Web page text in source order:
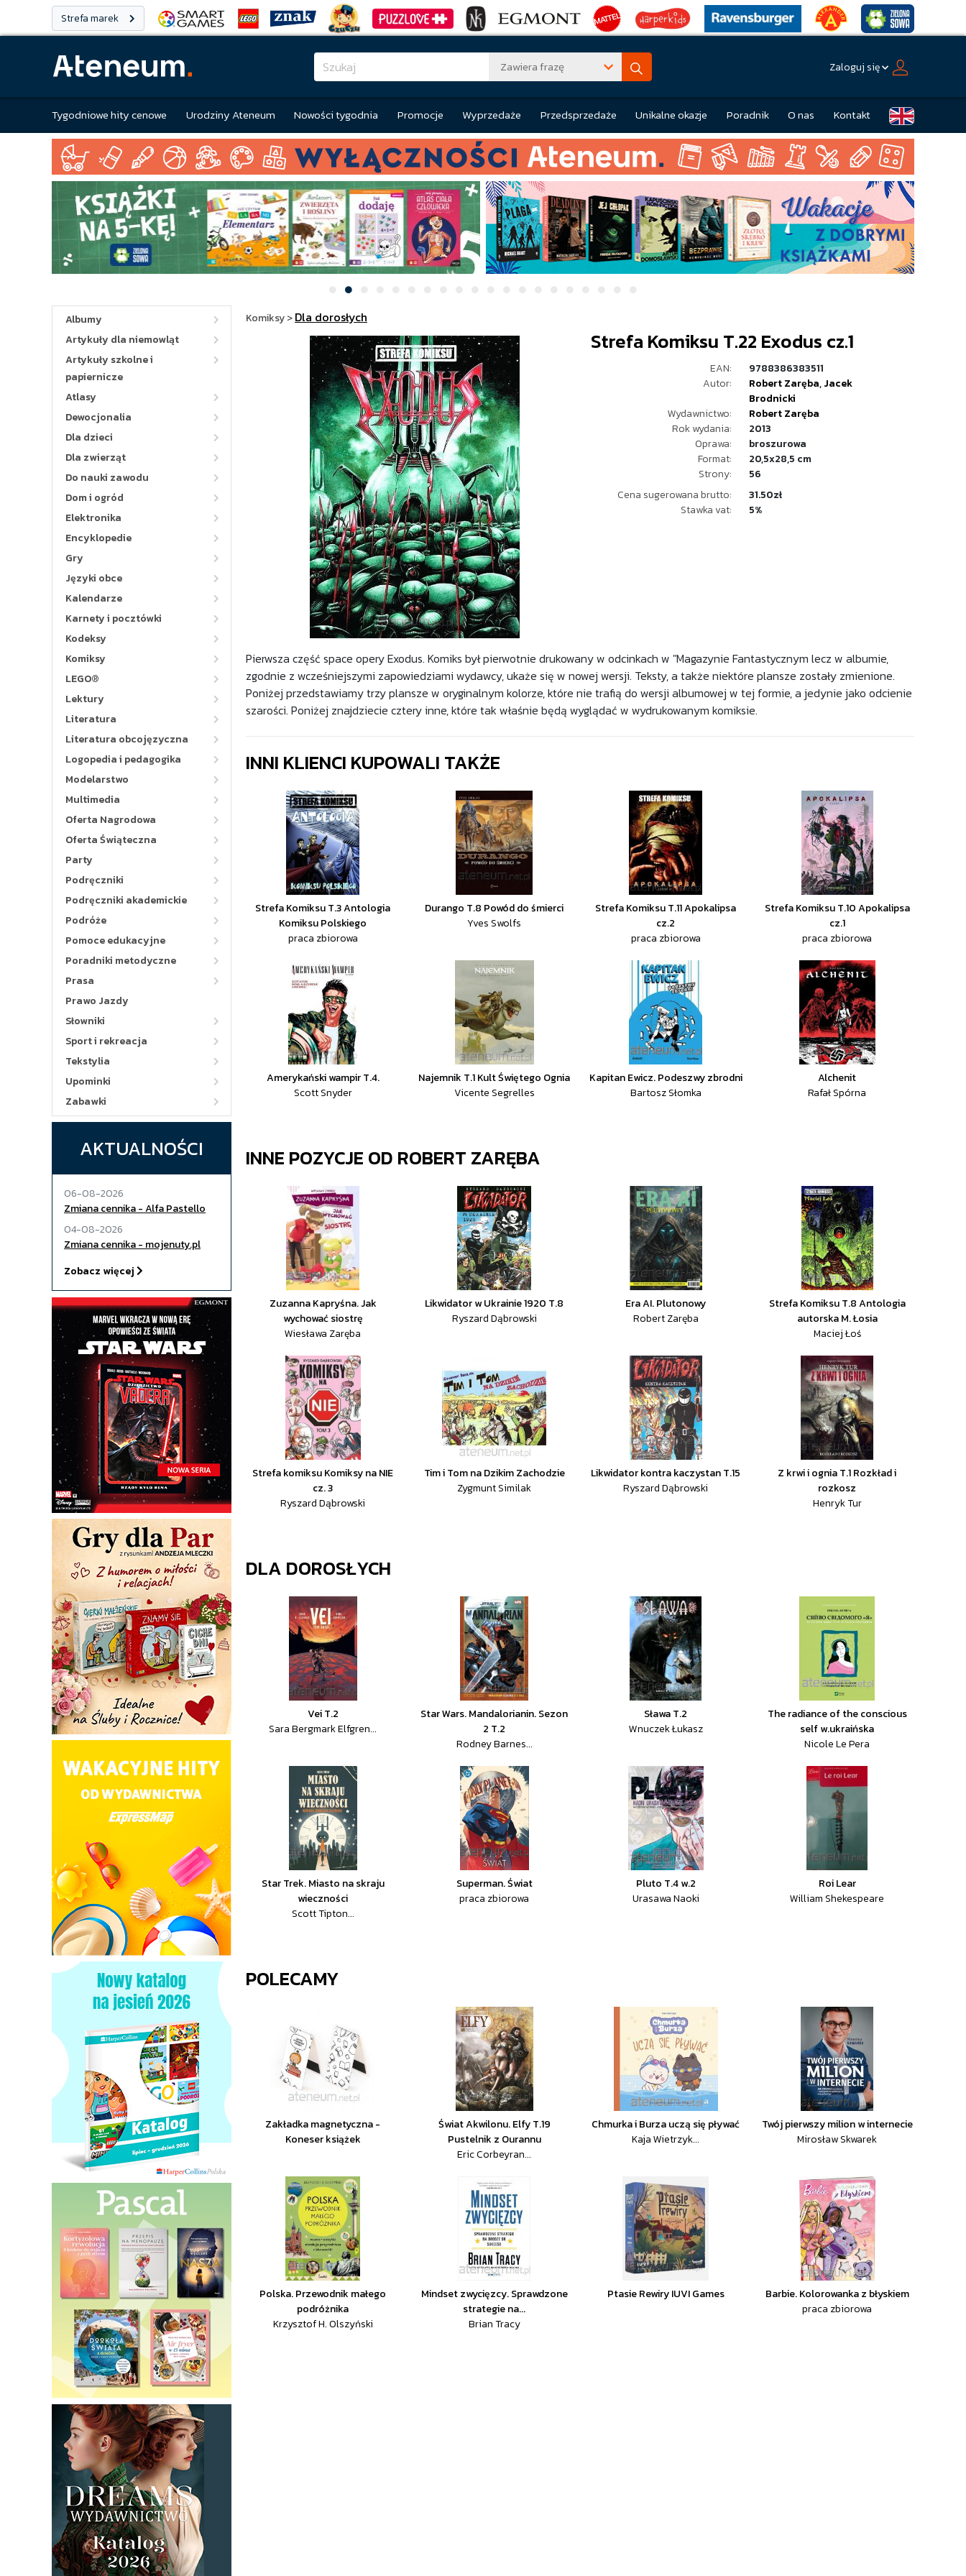
Strefa marek
Zawiera frazę Zaloguj się
Tygodniowe hity cenowe Urodziny Ateneum Nowości tygodnia Promocje Wyprzedaże Przedsprzedaże Unikalne okazje Poradnik O nas Kontakt
Albumy
Artykuły dla niemowląt
Artykuły szkolne i
papiernicze
Atlasy
Dewocjonalia
Dla dzieci
Dla zwierząt
Do nauki zawodu
Dom i ogród
Elektronika
Encyklopedie
Gry
Języki obce
Kalendarze
Karnety i pocztówki
Kodeksy
Komiksy
LEGO®
Lektury
Literatura
Literatura obcojęzyczna
Logopedia i pedagogika
Modelarstwo
Multimedia
Oferta Nagrodowa
Oferta Świąteczna
Party
Podręczniki
Podręczniki akademickie
Podróże
Pomoce edukacyjne
Poradniki metodyczne
Prasa
Prawo Jazdy
Słowniki
Sport i rekreacja
Tekstylia
Upominki
Zabawki
AKTUALNOŚCI
06-08-2026
Zmiana cennika - Alfa Pastello
04-08-2026
Zmiana cennika - mojenuty.pl
Zobacz więcej
Komiksy>Dla dorosłych
Strefa Komiksu T.22 Exodus cz.1
EAN:
9788386383511
Autor:
Robert Zaręba,Jacek
Brodnicki
Wydawnictwo:
Robert Zaręba
Rok wydania:
2013
Oprawa:
broszurowa
Format:
20,5x28,5 cm
Strony:
56
Cena sugerowana brutto:
31.50zł
Stawka vat:
5%
Pierwsza część space opery Exodus. Komiks był pierwotnie drukowany w odcinkach w "Magazynie Fantastycznym lecz w albumie,
zgodnie z wcześniejszymi zapowiedziami wydawcy, ukaże się w nowej wersji. Teksty, a także niektóre plansze zostały zmienione.
Poniżej przedstawiamy trzy plansze w oryginalnym kolorze, które nie trafią do wersji albumowej w tej formie, a jedynie jako odcienie
szarości. Poniżej znajdziecie cztery inne, które tak właśnie będą wyglądać w wydrukowanym komiksie.
INNI KLIENCI KUPOWALI TAKŻE
Strefa Komiksu T.3 Antologia
Komiksu Polskiego
praca zbiorowa
Durango T.8 Powód do śmierci
Yves Swolfs
Strefa Komiksu T.11 Apokalipsa
cz.2
praca zbiorowa
Strefa Komiksu T.10 Apokalipsa
cz.1
praca zbiorowa
Amerykański wampir T.4.
Scott Snyder
Najemnik T.1 Kult Świętego Ognia
Vicente Segrelles
Kapitan Ewicz. Podeszwy zbrodni
Bartosz Słomka
Alchenit
Rafał Spórna
INNE POZYCJE OD ROBERT ZARĘBA
Zuzanna Kapryśna. Jak
wychować siostrę
Wiesława Zaręba
Likwidator w Ukrainie 1920 T.8
Ryszard Dąbrowski
Era AI. Plutonowy
Robert Zaręba
Strefa Komiksu T.8 Antologia
autorska M. Łosia
Maciej Łoś
Strefa komiksu Komiksy na NIE
cz. 3
Ryszard Dąbrowski
Tim i Tom na Dzikim Zachodzie
Zygmunt Similak
Likwidator kontra kaczystan T.15
Ryszard Dąbrowski
Z krwi i ognia T.1 Rozkład i
rozkosz
Henryk Tur
DLA DOROSŁYCH
Vei T.2
Sara Bergmark Elfgren...
Star Wars. Mandalorianin. Sezon
2 T.2
Rodney Barnes...
Sława T.2
Wnuczek Łukasz
The radiance of the conscious
self w.ukraińska
Nicole Le Pera
Star Trek. Miasto na skraju
wieczności
Scott Tipton...
Superman. Świat
praca zbiorowa
Pluto T.4 w.2
Urasawa Naoki
Roi Lear
William Shekespeare
POLECAMY
Zakładka magnetyczna -
Koneser książek
Świat Akwilonu. Elfy T.19
Pustelnik z Ourannu
Eric Corbeyran...
Chmurka i Burza uczą się pływać
Kaja Wietrzyk...
Twój pierwszy milion w internecie
Mirosław Skwarek
Polska. Przewodnik małego
podróżnika
Krzysztof H. Olszyński
Mindset zwycięzcy. Sprawdzone
strategie na...
Brian Tracy
Ptasie Rewiry IUVI Games
Barbie. Kolorowanka z błyskiem
praca zbiorowa